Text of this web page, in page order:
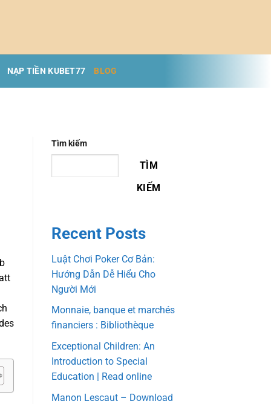
NẠP TIỀN KUBET77 BLOG
Tìm kiếm
TÌM
KIẾM
Recent Posts
Luật Chơi Poker Cơ Bản:
Hướng Dẫn Dễ Hiểu Cho
Người Mới
Monnaie, banque et marchés
financiers : Bibliothèque
Exceptional Children: An
Introduction to Special
Education | Read online
Manon Lescaut – Download